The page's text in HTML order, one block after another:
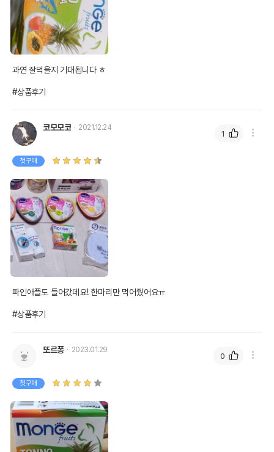
유통기한
과연 잘먹을지 기대됩니다 ㅎ
#상품후기
코모모코 2021.12.24
첫구매
파인애플도 들어갔데요! 한마리만 먹어줬어요ㅠ
#상품후기
1
또르퐁 2023.01.29
첫구매
0